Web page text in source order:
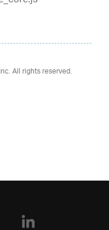
All rights reserved.